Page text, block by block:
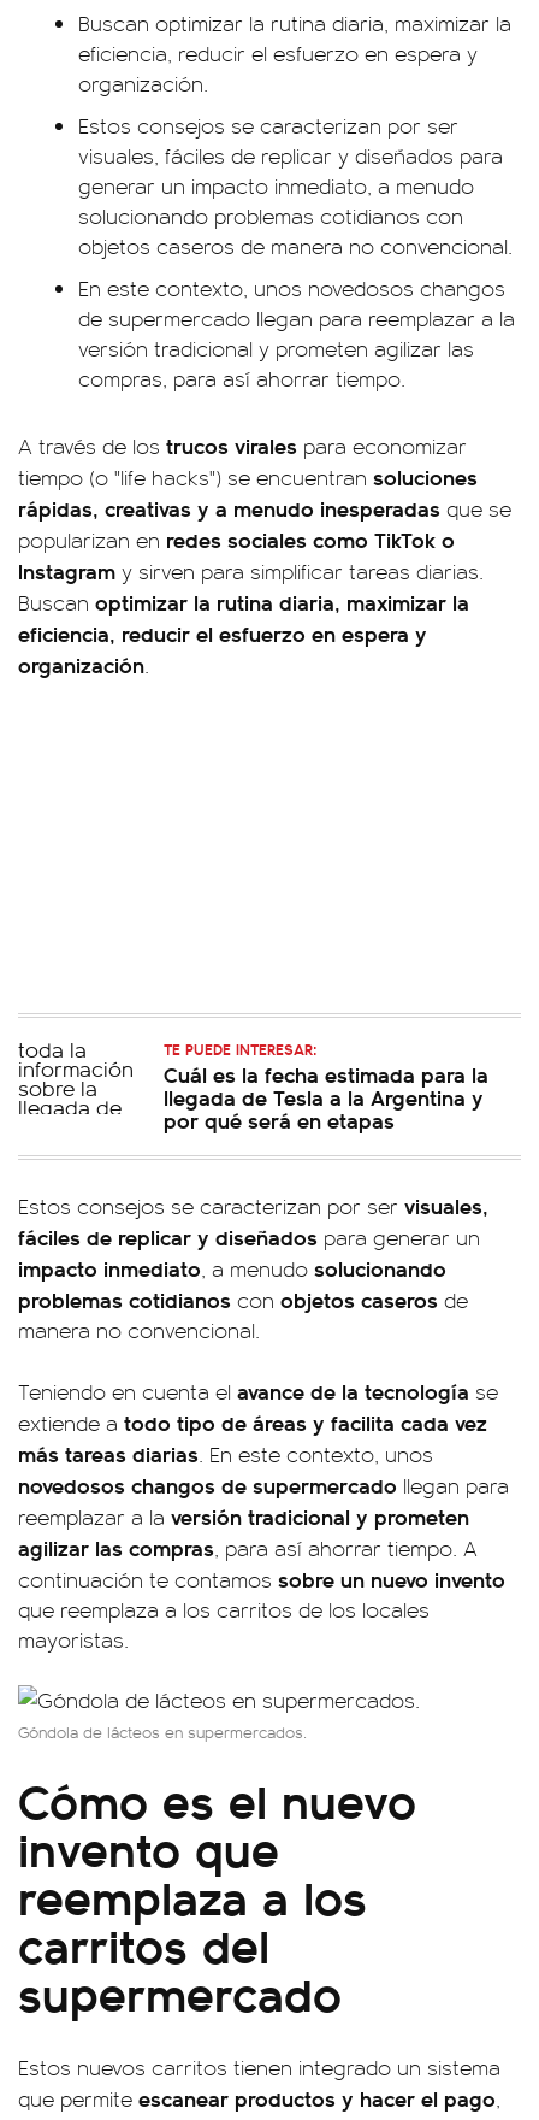
Buscan optimizar la rutina diaria, maximizar la
eficiencia, reducir el esfuerzo en espera y
organización.
Estos consejos se caracterizan por ser
visuales, fáciles de replicar y diseñados para
generar un impacto inmediato, a menudo
solucionando problemas cotidianos con
objetos caseros de manera no convencional.
En este contexto, unos novedosos changos
de supermercado llegan para reemplazar a la
versión tradicional y prometen agilizar las
compras, para así ahorrar tiempo.
A través de los trucos virales para economizar
tiempo (o "life hacks") se encuentran soluciones
rápidas, creativas y a menudo inesperadas que se
popularizan en redes sociales como TikTok o
Instagram y sirven para simplificar tareas diarias.
Buscan optimizar la rutina diaria, maximizar la
eficiencia, reducir el esfuerzo en espera y
organización.
TE PUEDE INTERESAR:
Cuál es la fecha estimada para la
llegada de Tesla a la Argentina y
por qué será en etapas
Estos consejos se caracterizan por ser visuales,
fáciles de replicar y diseñados para generar un
impacto inmediato, a menudo solucionando
problemas cotidianos con objetos caseros de
manera no convencional.
Teniendo en cuenta el avance de la tecnología se
extiende a todo tipo de áreas y facilita cada vez
más tareas diarias. En este contexto, unos
novedosos changos de supermercado llegan para
reemplazar a la versión tradicional y prometen
agilizar las compras, para así ahorrar tiempo. A
continuación te contamos sobre un nuevo invento
que reemplaza a los carritos de los locales
mayoristas.
Góndola de lácteos en supermercados.
Cómo es el nuevo
invento que
reemplaza a los
carritos del
supermercado
Estos nuevos carritos tienen integrado un sistema
que permite escanear productos y hacer el pago,